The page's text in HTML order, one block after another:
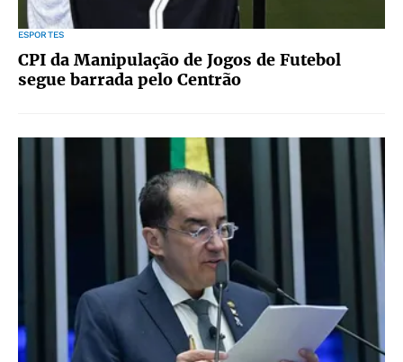
ESPORTES
CPI da Manipulação de Jogos de Futebol
segue barrada pelo Centrão